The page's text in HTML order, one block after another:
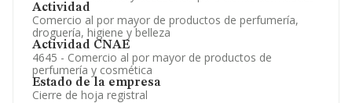
Actividad
Comercio al por mayor de productos de perfumería,
droguería, higiene y belleza
Actividad CNAE
4645 - Comercio al por mayor de productos de
perfumería y cosmética
Estado de la empresa
Cierre de hoja registral